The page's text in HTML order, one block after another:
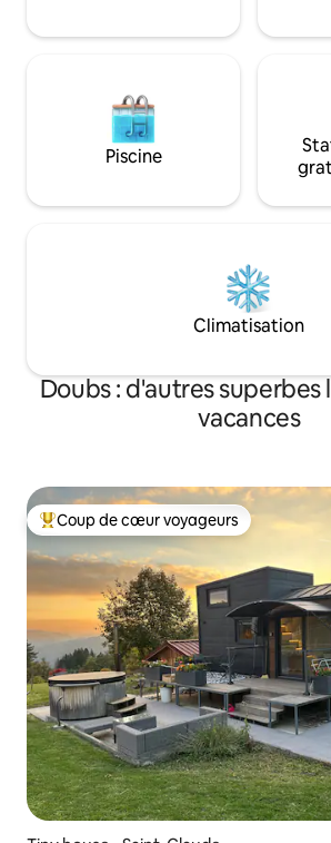
Piscine
Climatisation
Doubs : d'autres superbes
vacances
Coups de cœur voyageurs les plus
Coup de cœur voyageurs